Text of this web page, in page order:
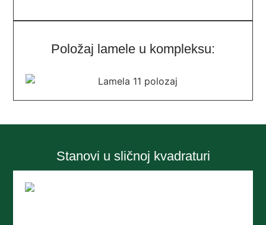
Položaj lamele u kompleksu:
Stanovi u sličnoj kvadraturi